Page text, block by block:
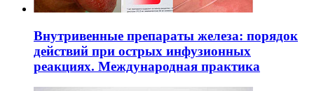
Внутривенные препараты железа: порядок
действий при острых инфузионных
реакциях. Международная практика